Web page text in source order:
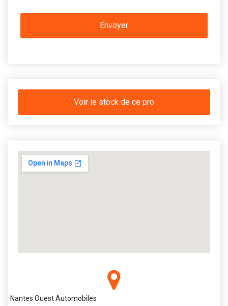
Voir le stock de ce pro
Nantes Ouest Automobiles